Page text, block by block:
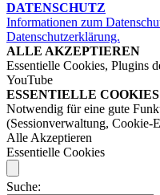
DATENSCHUTZ
Informationen zum
Datenschutzerklärung.
ALLE AKZEPTIEREN
Essentielle Cookies, Plugins
YouTube
ESSENTIELLE COOKIES
Notwendig für eine gute
(Sessionverwaltung, Cookie-
Alle Akzeptieren
Essentielle Cookies
Suche: